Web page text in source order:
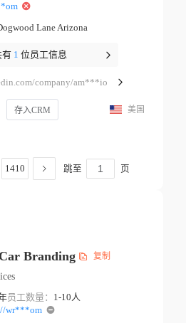
Lane Arizona
有 1 位员工信息
company/am***io
存入CRM 美国
1410 跳至 页
Branding 复制
员工数量： 1-10人
wr***om